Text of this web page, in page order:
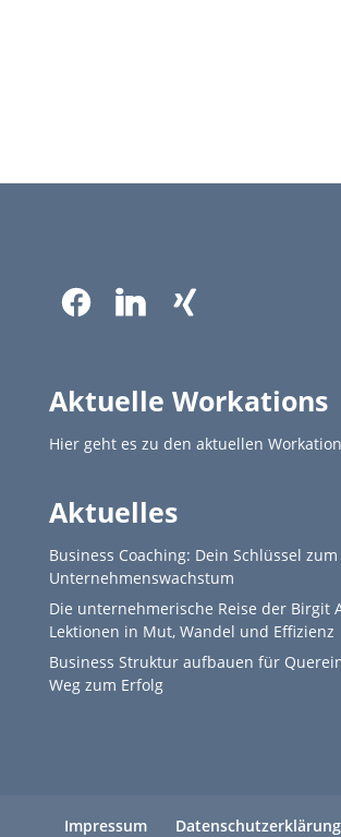
Aktuelle Workations
Hier geht es zu den aktuellen
Aktuelles
Business Coaching: Dein Schlüssel
Unternehmenswachstum
Die unternehmerische Reise der Birgit
Lektionen in Mut, Wandel und Effizienz
Business Struktur aufbauen für
Weg zum Erfolg
Impressum Datenschutzerklärung